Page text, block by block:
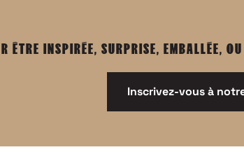
ÊTRE INSPIRÉE, SURPRISE, EMBALLÉE,
Inscrivez-vous à